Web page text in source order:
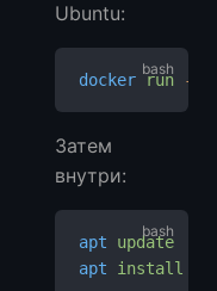
Ubuntu:
docker run -it
Затем
внутри:
apt update
apt install